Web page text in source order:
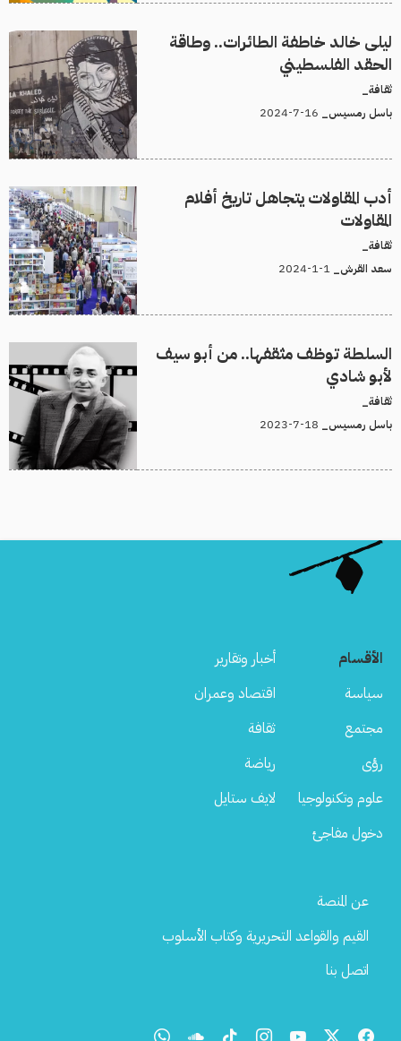
ليلى خالد خاطفة الطائرات.. وطاقة
الحقد الفلسطيني
ثقافة_
باسل رمسيس_
أدب المقاولات يتجاهل تاريخ أفلام
المقاولات
ثقافة_
سعد القرش_
السلطة توظف مثقفها.. من أبو سيف
لأبو شادي
ثقافة_
باسل رمسيس_
الأقسام
أخبار وتقارير
سياسة
اقتصاد وعمران
مجتمع
ثقافة
رؤى
رياضة
علوم وتكنولوجيا
لايف ستايل
دخول مفاجئ
Footer
عن المنصة
القيم والقواعد التحريرية وكتاب الأسلوب
اتصل بنا